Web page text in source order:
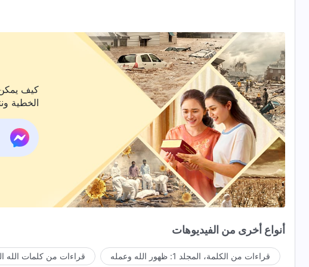
كيف
الخطية
أنواع أخرى من الفيديوهات
قراءات من الكلمة، المجلد 1: ظهور الله وعمله قراءات من كلمات الله